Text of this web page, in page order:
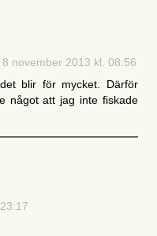
8 november 2013 kl. 08:56
blir för mycket. Därför
något att jag inte fiskade